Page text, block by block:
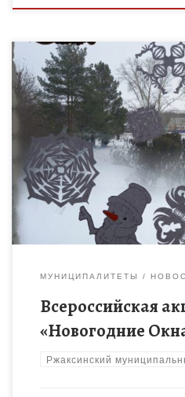
Филиал МБОУ «Ржаксинская
союза Н.М.Фролова» в
приняли активное участие во
«Новогодние Окна»
МУНИЦИПАЛИТЕТЫ
Всероссийская
«Новогодние
Ржаксинский